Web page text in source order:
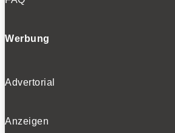
Werbung
Advertorial
Anzeigen